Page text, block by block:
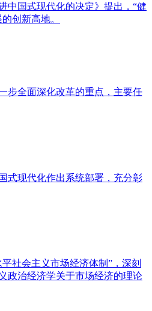
中国式现代化的决定》提出，“健
创新高地。
步全面深化改革的重点，主要任
式现代化作出系统部署，充分彰
社会主义市场经济体制”，深刻
政治经济学关于市场经济的理论